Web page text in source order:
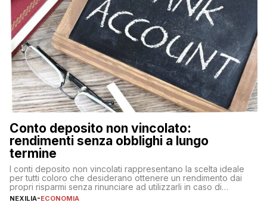
Conto deposito non vincolato:
rendimenti senza obblighi a lungo
termine
I conti deposito non vincolati rappresentano la scelta ideale
per tutti coloro che desiderano ottenere un rendimento dai
propri risparmi senza rinunciare ad utilizzarli in caso di
necessità. A differenza delle forme vincolate tradizionali,
NEXILIA-ECONOMIA